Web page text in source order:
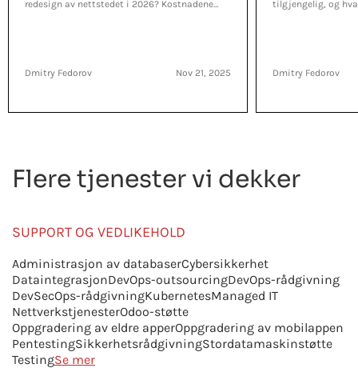
redesign av nettstedet i 2026? Kostnadene
Dmitry Fedorov Nov 21, 2025
tilgjengelig, og
Dmitry Fedorov
Flere tjenester vi dekker
SUPPORT OG VEDLIKEHOLD
Administrasjon av databaserCybersikkerhet
DataintegrasjonDevOps-outsourcingDevOps-rådgivning
DevSecOps-rådgivningKubernetesManaged IT
NettverkstjenesterOdoo-støtte
Oppgradering av eldre apperOppgradering av mobilappen
PentestingSikkerhetsrådgivningStordatamaskinstøtte
TestingSe mer